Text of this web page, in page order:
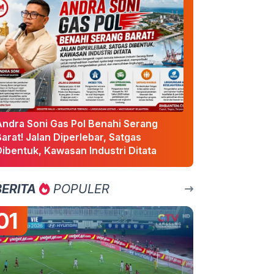
Soni Gas Pol Benahi Serang
Jalan Diperlebar, Satgas
Kawasan Industri Ditata
POPULER